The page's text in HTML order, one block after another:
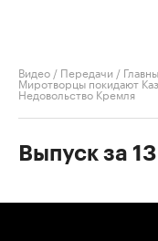
Видео / Передачи /
Миротворцы покидают
Недовольство Кремля
Выпуск за